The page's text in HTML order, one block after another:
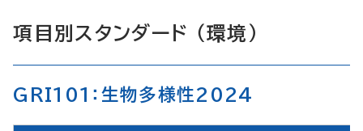
項目別スタンダード （環境）
GRI101：生物多様性2024